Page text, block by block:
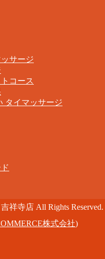
サージ
コース
タイマッサージ
祥寺店 All Rights Reserved.
株式会社)